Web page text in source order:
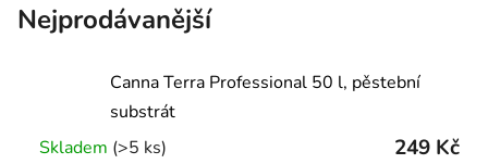
Nejprodávanější
Canna Terra Professional 50 l, pěstební
substrát
Skladem (>5 ks) 249 Kč